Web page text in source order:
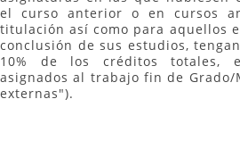
el curso anterior o en cursos
titulación así como para aquellos
conclusión de sus estudios,
10% de los créditos totales,
asignados al trabajo fin de Grado/
externas").